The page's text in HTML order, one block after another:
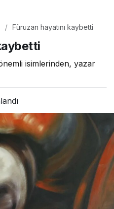
Füruzan hayatını kaybetti
isimlerinden, yazar